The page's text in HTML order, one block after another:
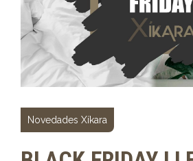
Novedades Xíkara